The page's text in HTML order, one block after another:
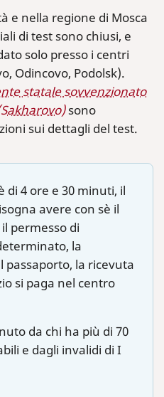
e nella regione di Mosca
di test sono chiusi, e
solo presso i centri
Odincovo, Podolsk).
statale sovvenzionato
sono
sui dettagli del test.
di 4 ore e 30 minuti, il
avere con sè il
permesso di
la
la ricevuta
si paga nel centro
da chi ha più di 70
e dagli invalidi di I